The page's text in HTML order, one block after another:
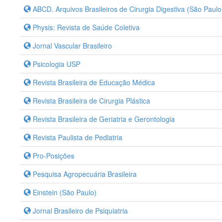
ABCD. Arquivos Brasileiros de Cirurgia Digestiva (São
Physis: Revista de Saúde Coletiva
Jornal Vascular Brasileiro
Psicologia USP
Revista Brasileira de Educação Médica
Revista Brasileira de Cirurgia Plástica
Revista Brasileira de Geriatria e Gerontologia
Revista Paulista de Pediatria
Pro-Posições
Pesquisa Agropecuária Brasileira
Einstein (São Paulo)
Jornal Brasileiro de Psiquiatria